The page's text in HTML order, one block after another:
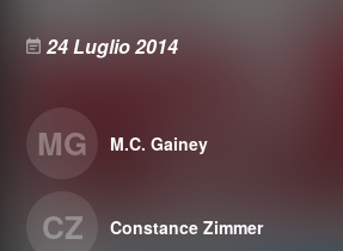
24 Luglio 2014
MG M.C. Gainey
CZ Constance Zimmer